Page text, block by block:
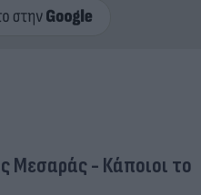
Μεσαράς - Κάποιοι το